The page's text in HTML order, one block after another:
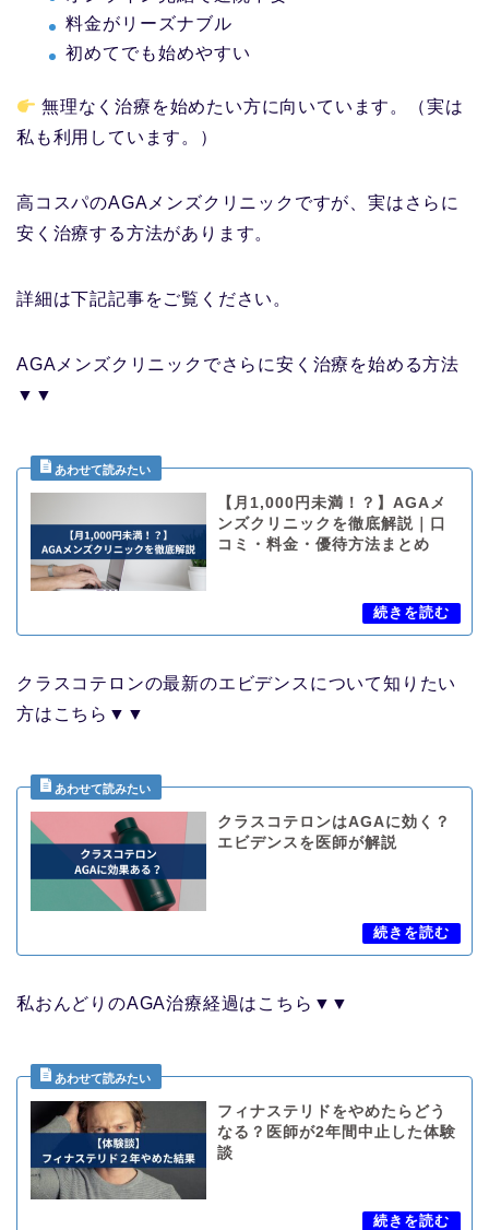
料金がリーズナブル
初めてでも始めやすい
無理なく治療を始めたい方に向いています。（実は
私も利用しています。）
高コスパのAGAメンズクリニックですが、実はさらに
安く治療する方法があります。
詳細は下記記事をご覧ください。
AGAメンズクリニックでさらに安く治療を始める方法
▼▼
【月1,000円未満！？】AGAメ
ンズクリニックを徹底解説｜口
コミ・料金・優待方法まとめ
クラスコテロンの最新のエビデンスについて知りたい
方はこちら▼▼
クラスコテロンはAGAに効く？
エビデンスを医師が解説
私おんどりのAGA治療経過はこちら▼▼
フィナステリドをやめたらどう
なる？医師が2年間中止した体験
談